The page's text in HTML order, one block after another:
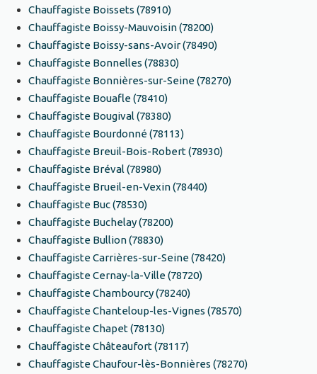
Chauffagiste Boissets (78910)
Chauffagiste Boissy-Mauvoisin (78200)
Chauffagiste Boissy-sans-Avoir (78490)
Chauffagiste Bonnelles (78830)
Chauffagiste Bonnières-sur-Seine (78270)
Chauffagiste Bouafle (78410)
Chauffagiste Bougival (78380)
Chauffagiste Bourdonné (78113)
Chauffagiste Breuil-Bois-Robert (78930)
Chauffagiste Bréval (78980)
Chauffagiste Brueil-en-Vexin (78440)
Chauffagiste Buc (78530)
Chauffagiste Buchelay (78200)
Chauffagiste Bullion (78830)
Chauffagiste Carrières-sur-Seine (78420)
Chauffagiste Cernay-la-Ville (78720)
Chauffagiste Chambourcy (78240)
Chauffagiste Chanteloup-les-Vignes (78570)
Chauffagiste Chapet (78130)
Chauffagiste Châteaufort (78117)
Chauffagiste Chaufour-lès-Bonnières (78270)